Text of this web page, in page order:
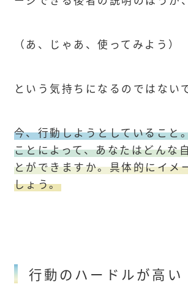
（あ、じゃあ、使ってみよう）
という気持ちになるのではない
今、行動しようとしていること
ことによって、あなたはどんな
とができますか。具体的にイメ
しょう。
行動のハードルが高い